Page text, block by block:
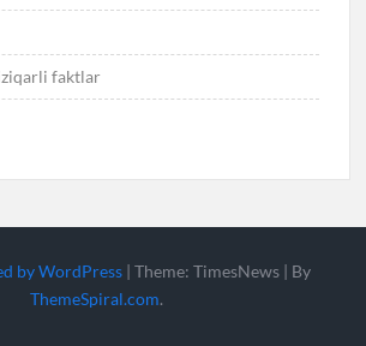
faktlar
by WordPress | Theme: TimesNews | By
ThemeSpiral.com.